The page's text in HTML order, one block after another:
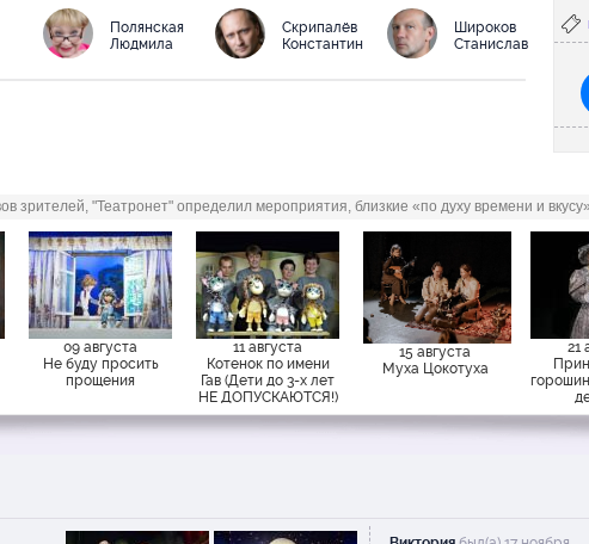
понравилось.
Вероника
“ Добрый день!!! Все очень
понравилось!!! Замечательная игра
актеров, красивые костюмы и
оригинальные декорации!!! Ребенок
не хотел уходить!!! И сказал, что еще
раз хочет сходить на "Теремок".
Больше всего ему понравилась
Мышка-норушка!! Большое Вам
спасибо!!!! Желаем дальнейших
творческих успехов!!!
удовольствуем пойдем и но другие
Полянская
Людмила
Скрипалёв
Константин
Широков
Станислав
зрителей, "Театронет" определил мероприятия, близкие «по духу времени и вкусу»
09 августа
Не буду просить
прощения
11 августа
Котенок по имени
Гав (Дети до 3-х лет
НЕ ДОПУСКАЮТСЯ!)
15 августа
Муха Цокотуха
21